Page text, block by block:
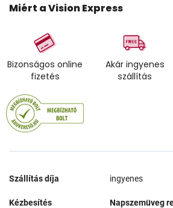
Miért a Vision Express
Bizonságos online
fizetés
Akár ingyenes
szállítás
Szállítás díja ingyenes
Kézbesítés Napszemüveg